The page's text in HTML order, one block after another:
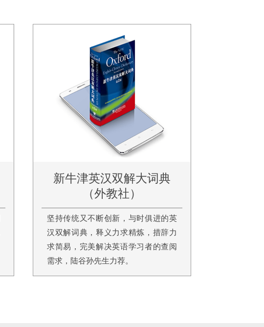
新牛津英汉双解大词典
（外教社）
坚持传统又不断创新，与时俱进的英
汉双解词典，释义力求精炼，措辞力
求简易，完美解决英语学习者的查阅
需求，陆谷孙先生力荐。